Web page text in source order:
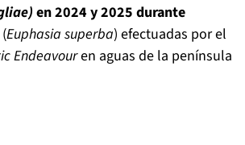
en 2024 y 2025 durante
(Euphasia superba) efectuadas por el
Endeavouren aguas de la península